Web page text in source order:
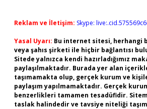
Reklam ve İletişim: Skype:
Yasal Uyarı: Bu internet sitesi, herhangi
veya şahıs şirketi ile hiçbir bağlantısı
Sitede yalnızca kendi hazırladığımız
paylaşılmaktadır. Burada yer alan
taşımamakta olup, gerçek kurum ve
paylaşım yapılmamaktadır. Gerçek
benzerlikleri tamamen tesadüfidir.
taslak halindedir ve tavsiye niteliği